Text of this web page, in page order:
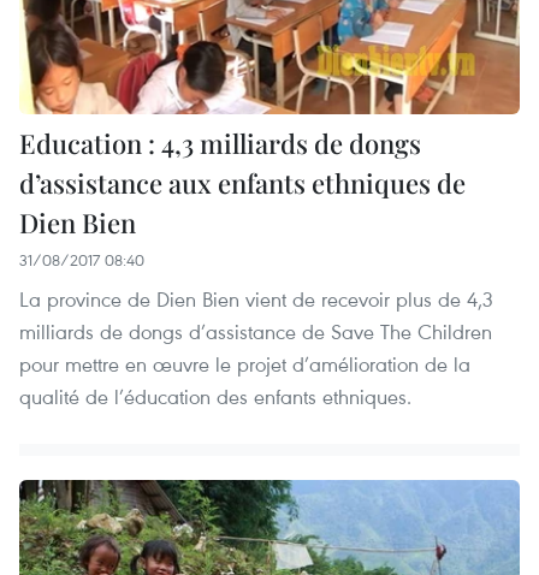
Education : 4,3 milliards de dongs
d’assistance aux enfants ethniques de
Dien Bien
31/08/2017 08:40
La province de Dien Bien vient de recevoir plus de 4,3
milliards de dongs d’assistance de Save The Children
pour mettre en œuvre le projet d’amélioration de la
qualité de l’éducation des enfants ethniques.